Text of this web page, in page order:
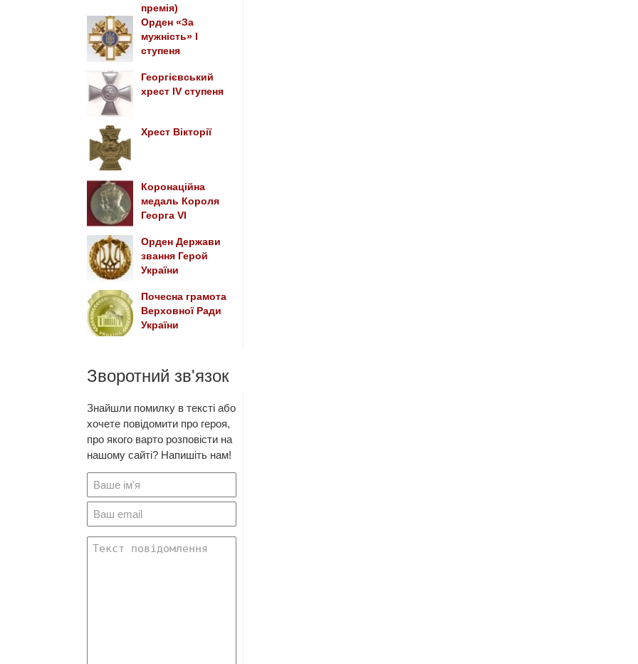
премія)
Орден «За
мужність» I
ступеня
Георгієвський
хрест ІV ступеня
Хрест Вікторії
Коронаційна
медаль Короля
Георга VI
Орден Держави
звання Герой
України
Почесна грамота
Верховної Ради
України
Зворотний зв'язок
Знайшли помилку в тексті або
хочете повідомити про героя,
про якого варто розповісти на
нашому сайті? Напишіть нам!